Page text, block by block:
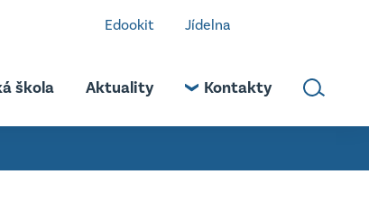
škola Aktuality Kontakty
Edookit Jídelna